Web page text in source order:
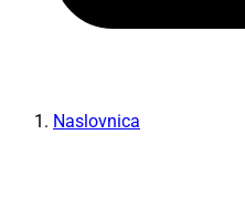
Naslovnica